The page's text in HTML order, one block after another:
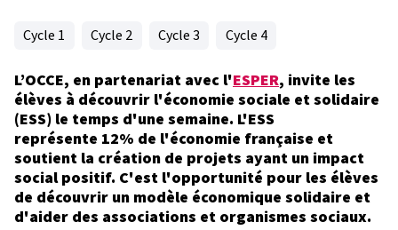
Cycle 1 Cycle 2 Cycle 3 Cycle 4
L’OCCE, en partenariat avec l'ESPER, invite les
élèves à découvrir l'économie sociale et solidaire
(ESS) le temps d'une semaine. L'ESS
représente 12% de l'économie française et
soutient la création de projets ayant un impact
social positif. C'est l'opportunité pour les élèves
de découvrir un modèle économique solidaire et
d'aider des associations et organismes sociaux.